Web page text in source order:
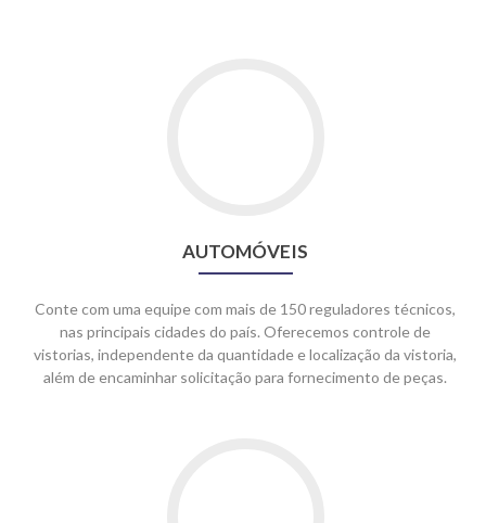
AUTOMÓVEIS
Conte com uma equipe com mais de 150 reguladores técnicos,
nas principais cidades do país. Oferecemos controle de
vistorias, independente da quantidade e localização da vistoria,
além de encaminhar solicitação para fornecimento de peças.